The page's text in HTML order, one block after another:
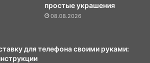
простые украшения
08.08.2026
для телефона своими руками: